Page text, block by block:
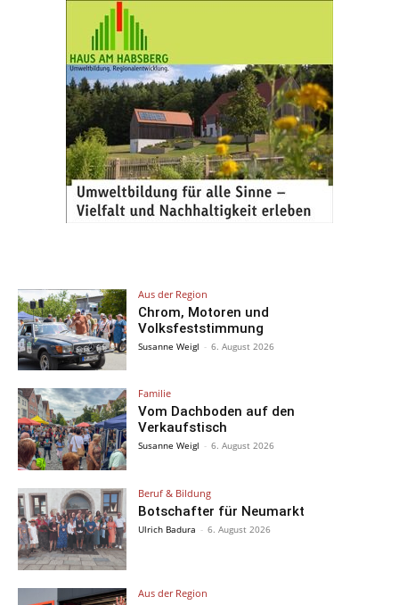
Aus der Region
Chrom, Motoren und
Volksfeststimmung
Susanne Weigl - 6. August 2026
Familie
Vom Dachboden auf den
Verkaufstisch
Susanne Weigl - 6. August 2026
Beruf & Bildung
Botschafter für Neumarkt
Ulrich Badura - 6. August 2026
Aus der Region